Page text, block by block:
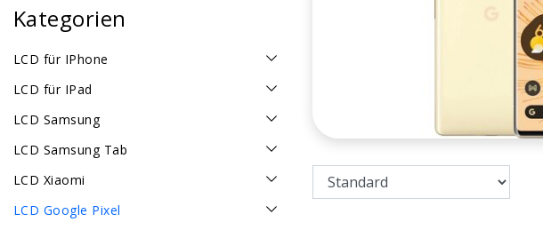
Kategorien
LCD für IPhone
LCD für IPad
LCD Samsung
LCD Samsung Tab
LCD Xiaomi
LCD Google Pixel